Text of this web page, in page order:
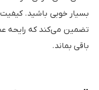
بسیار خوبی باشید.
تضمین می‌کند که رایحه
باقی بماند.